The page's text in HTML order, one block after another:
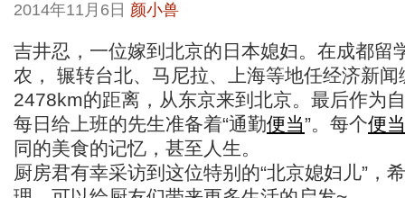
2014年11月6日 颜小兽
吉井忍，一位嫁到北京的日本媳妇。在成都留
农， 辗转台北、马尼拉、上海等地任经济新闻
2478km的距离，从东京来到北京。最后作为
每日给上班的先生准备着“通勤便当”。每个便当
同的美食的记忆，甚至人生。
厨房君有幸采访到这位特别的“北京媳妇儿”，